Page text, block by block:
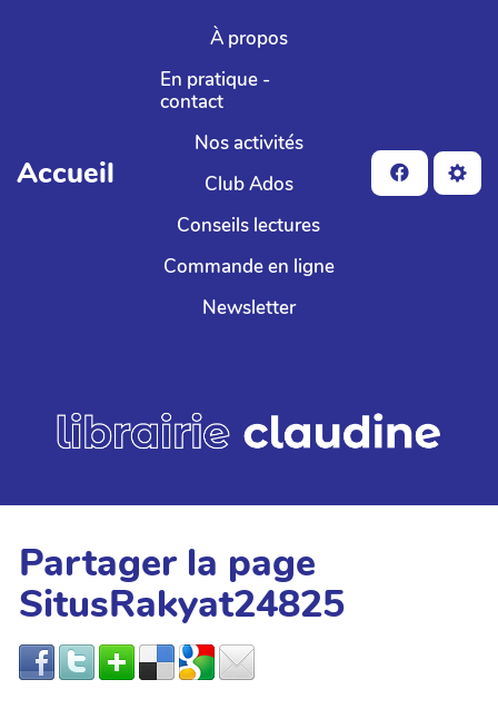
Aller au contenu principal
Accueil
À propos
En pratique -
contact
Nos activités
Club Ados
Conseils lectures
Commande en ligne
Newsletter
Partager la page
SitusRakyat24825